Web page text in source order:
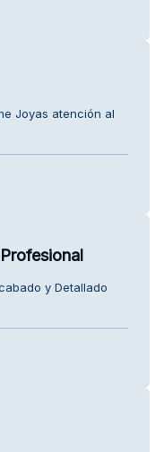
Joyas atención al
y Detallado